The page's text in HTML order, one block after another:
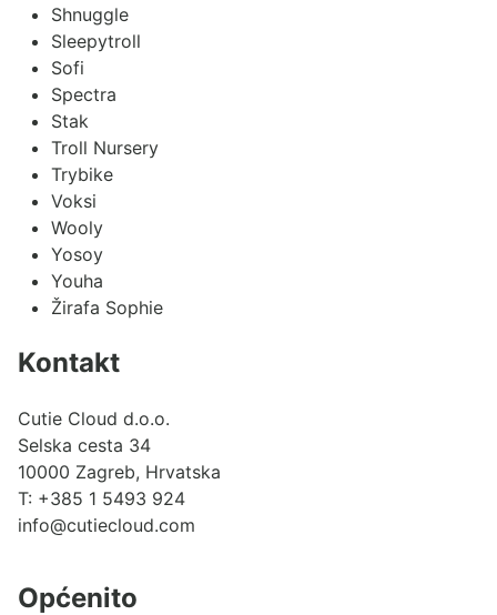
Shnuggle
Sleepytroll
Sofi
Spectra
Stak
Troll Nursery
Trybike
Voksi
Wooly
Yosoy
Youha
Žirafa Sophie
Kontakt
Cutie Cloud d.o.o.
Selska cesta 34
10000 Zagreb, Hrvatska
T: +385 1 5493 924
info@cutiecloud.com
Općenito